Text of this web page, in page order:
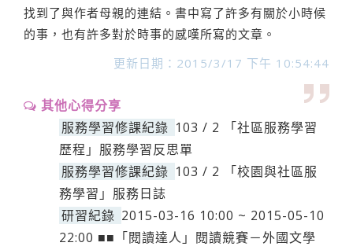
找到了與作者母親的連結。書中寫了許多有關於小時候
的事，也有許多對於時事的感嘆所寫的文章。
更新日期：2015/3/17 下午 10:54:44
其他心得分享
服務學習修課紀錄 103 / 2 「社區服務學習
歷程」服務學習反思單
服務學習修課紀錄 103 / 2 「校園與社區服
務學習」服務日誌
研習紀錄 2015-03-16 10:00 ~ 2015-05-10
22:00 ■■「閱讀達人」閱讀競賽－外國文學